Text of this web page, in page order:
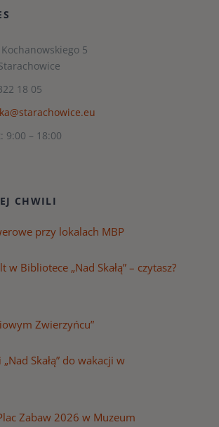
5
18 05
9:00 – 18:00
CHWILI
przy lokalach MBP
w Bibliotece „Nad Skałą” – czytasz?
Zwierzyńcu”
Skałą” do wakacji w
Zabaw 2026 w Muzeum